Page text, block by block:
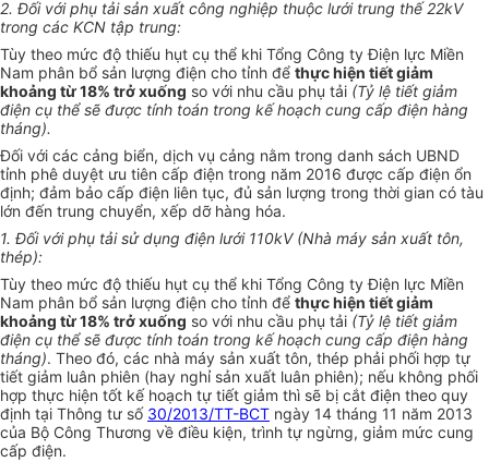
2. Đối với phụ tải sản xuất công nghiệp thuộc lưới trung thế 22kV
trong các KCN tập trung:
Tùy theo mức độ thiếu hụt cụ thể khi Tổng Công ty Điện lực Miền
Nam phân bổ sản lượng điện cho tỉnh để thực hiện tiết giảm
khoảng từ 18% trở xuống so với nhu cầu phụ tải (Tỷ lệ tiết giảm
điện cụ thểsẽ được tính toán trong kế hoạch cung cấp điện hàng
tháng).
Đối với các cảng biển, dịch vụ cảng nằm trong danh sách UBND
tỉnh phê duyệt ưu tiên cấp điện trong năm 2016 được cấp điện ổn
định; đảm bảo cấp điện liên tục, đủ sản lượng trong thời gian có tàu
lớn đến trung chuyển, xếp dỡ hàng hóa.
1. Đối với phụ tải sử dụng điện lưới 110kV (Nhà máy sản xuất tôn,
thép):
Tùy theo mức độ thiếu hụt cụ thể khi Tổng Công ty Điện lực Miền
Nam phân bổ sản lượng điện cho tỉnh để thực hiện tiết giảm
khoảng từ 18% trở xuống so với nhu cầu phụ tải (Tỷ lệ tiết giảm
điện cụ thể sẽ được tính toán trong kếhoạch cung cấp điện hàng
tháng). Theo đó, các nhà máy sản xuất tôn, thép phải phối hợp tự
tiết giảm luân phiên (hay nghỉ sản xuất luân phiên); nếu không phối
hợp thực hiện tốt kế hoạch tự tiết giảm thì sẽ bị cắt điện theo quy
định tại Thông tư số 30/2013/TT-BCT ngày 14 tháng 11 năm 2013
của Bộ Công Thương về điều kiện, trình tự ngừng, giảm mức cung
cấp điện.